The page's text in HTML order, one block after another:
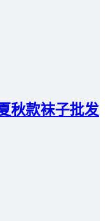
秋款袜子批发